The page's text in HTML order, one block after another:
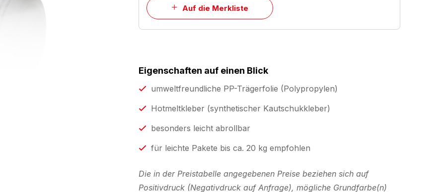
Auf die Merkliste
Eigenschaften auf einen Blick
umweltfreundliche PP-Trägerfolie (Polypropylen)
Hotmeltkleber (synthetischer Kautschukkleber)
besonders leicht abrollbar
für leichte Pakete bis ca. 20 kg empfohlen
Die in der Preistabelle angegebenen Preise beziehen sich auf
Positivdruck (Negativdruck auf Anfrage), mögliche Grundfarbe(n)